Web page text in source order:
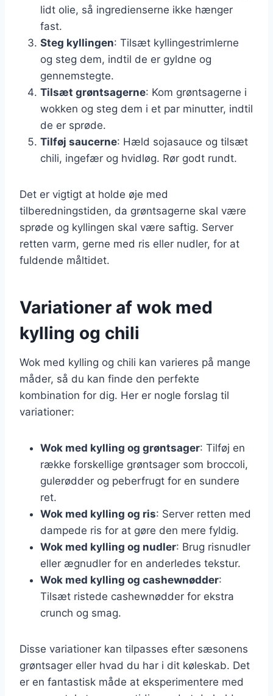
lidt olie, så ingredienserne ikke hænger
fast.
Steg kyllingen: Tilsæt kyllingestrimlerne
og steg dem, indtil de er gyldne og
gennemstegte.
Tilsæt grøntsagerne: Kom grøntsagerne i
wokken og steg dem i et par minutter, indtil
de er sprøde.
Tilføj saucerne: Hæld sojasauce og tilsæt
chili, ingefær og hvidløg. Rør godt rundt.
Det er vigtigt at holde øje med
tilberedningstiden, da grøntsagerne skal være
sprøde og kyllingen skal være saftig. Server
retten varm, gerne med ris eller nudler, for at
fuldende måltidet.
Variationer af wok med
kylling og chili
Wok med kylling og chili kan varieres på mange
måder, så du kan finde den perfekte
kombination for dig. Her er nogle forslag til
variationer:
Wok med kylling og grøntsager: Tilføj en
række forskellige grøntsager som broccoli,
gulerødder og peberfrugt for en sundere
ret.
Wok med kylling og ris: Server retten med
dampede ris for at gøre den mere fyldig.
Wok med kylling og nudler: Brug risnudler
eller ægnudler for en anderledes tekstur.
Wok med kylling og cashewnødder:
Tilsæt ristede cashewnødder for ekstra
crunch og smag.
Disse variationer kan tilpasses efter sæsonens
grøntsager eller hvad du har i dit køleskab. Det
er en fantastisk måde at eksperimentere med